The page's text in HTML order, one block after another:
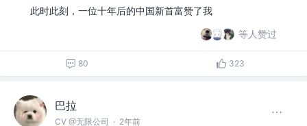
此时此刻，一位十年后的中国新首富赞了我
等人赞过
80 323
巴拉
CV @无限公司 · 2年前